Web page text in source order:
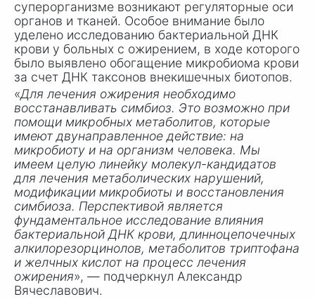
суперорганизме возникают регуляторные оси
органов и тканей. Особое внимание было
уделено исследованию бактериальной ДНК
крови у больных с ожирением, в ходе которого
было выявлено обогащение микробиома крови
за счет ДНК таксонов внекишечных биотопов.
«Для лечения ожирения необходимо
восстанавливать симбиоз. Это возможно при
помощи микробных метаболитов, которые
имеют двунаправленное действие: на
микробиоту и на организм человека. Мы
имеем целую линейку молекул-кандидатов
для лечения метаболических нарушений,
модификации микробиоты и восстановления
симбиоза. Перспективой является
фундаментальное исследование влияния
бактериальной ДНК крови, длинноцепочечных
алкилорезорцинолов, метаболитов триптофана
и желчных кислот на процесс лечения
ожирения», — подчеркнул Александр
Вячеславович.